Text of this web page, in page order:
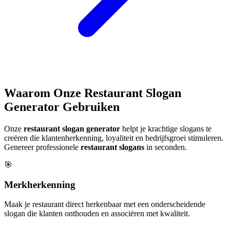
Waarom Onze Restaurant Slogan
Generator Gebruiken
Onze restaurant slogan generator helpt je krachtige slogans te
creëren die klantenherkenning, loyaliteit en bedrijfsgroei stimuleren.
Genereer professionele restaurant slogans in seconden.
🎯
Merkherkenning
Maak je restaurant direct herkenbaar met een onderscheidende
slogan die klanten onthouden en associëren met kwaliteit.